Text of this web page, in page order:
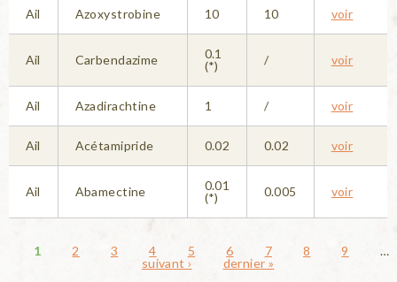
Ail Azoxystrobine 10 10 voir
Ail Carbendazime
0.1
(*)
/ voir
Ail Azadirachtine 1 / voir
Ail Acétamipride 0.02 0.02 voir
Ail Abamectine
0.01
(*)
0.005 voir
1
2 3 4 5 6 7 8 9
…
suivant ›
dernier »